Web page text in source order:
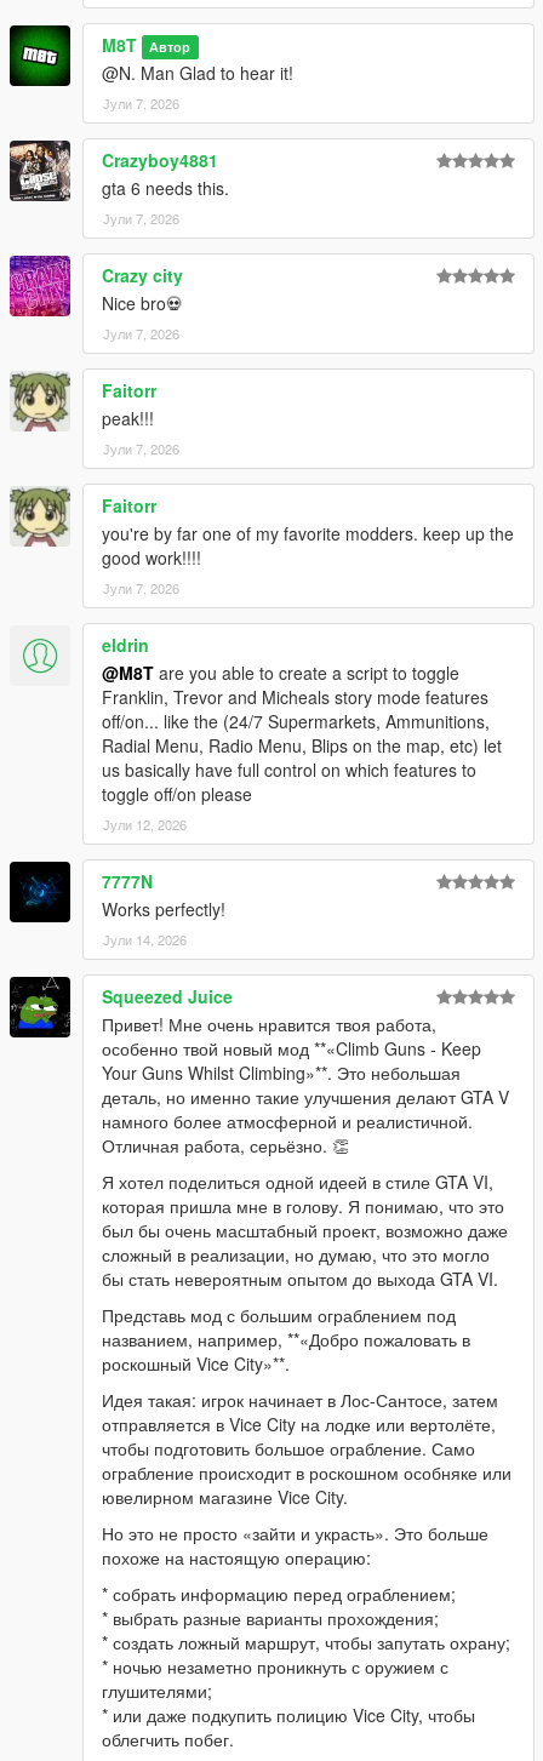
M8T Автор
@N. Man Glad to hear it!
Јули 7, 2026
Crazyboy4881
gta 6 needs this.
Јули 7, 2026
Crazy city
Nice bro💀
Јули 7, 2026
Faitorr
peak!!!
Јули 7, 2026
Faitorr
you're by far one of my favorite modders. keep up the
good work!!!!
Јули 7, 2026
eldrin
@M8T are you able to create a script to toggle
Franklin, Trevor and Micheals story mode features
off/on... like the (24/7 Supermarkets, Ammunitions,
Radial Menu, Radio Menu, Blips on the map, etc) let
us basically have full control on which features to
toggle off/on please
Јули 12, 2026
7777N
Works perfectly!
Јули 14, 2026
Squeezed Juice
Привет! Мне очень нравится твоя работа,
особенно твой новый мод **«Climb Guns - Keep
Your Guns Whilst Climbing»**. Это небольшая
деталь, но именно такие улучшения делают GTA V
намного более атмосферной и реалистичной.
Отличная работа, серьёзно. 👏
Я хотел поделиться одной идеей в стиле GTA VI,
которая пришла мне в голову. Я понимаю, что это
был бы очень масштабный проект, возможно даже
сложный в реализации, но думаю, что это могло
бы стать невероятным опытом до выхода GTA VI.
Представь мод с большим ограблением под
названием, например, **«Добро пожаловать в
роскошный Vice City»**.
Идея такая: игрок начинает в Лос-Сантосе, затем
отправляется в Vice City на лодке или вертолёте,
чтобы подготовить большое ограбление. Само
ограбление происходит в роскошном особняке или
ювелирном магазине Vice City.
Но это не просто «зайти и украсть». Это больше
похоже на настоящую операцию:
* собрать информацию перед ограблением;
* выбрать разные варианты прохождения;
* создать ложный маршрут, чтобы запутать охрану;
* ночью незаметно проникнуть с оружием с
глушителями;
* или даже подкупить полицию Vice City, чтобы
облегчить побег.